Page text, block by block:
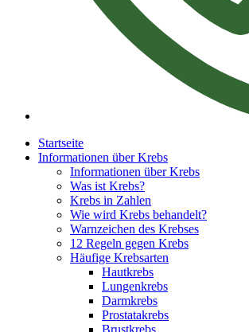
Startseite
Informationen über Krebs
Informationen über Krebs
Was ist Krebs?
Krebs in Zahlen
Wie wird Krebs behandelt?
Warnzeichen des Krebses
12 Regeln gegen Krebs
Häufige Krebsarten
Hautkrebs
Lungenkrebs
Darmkrebs
Prostatakrebs
Brustkrebs